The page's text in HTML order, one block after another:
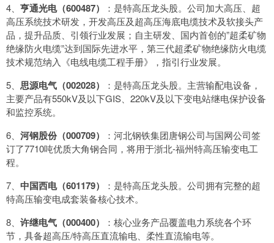
4、 亨通光电（600487）
：是特高压龙头股。公司加大高压、超
高压系统技术研发，开发高压及超高压海底电缆技术及软接头产
品，提升品质、引领行业发展；自主研发、国内首创的”超柔矿物
绝缘防火电缆”达到国际先进水平，第三代超柔矿物绝缘防火电缆
技术规范纳入《电线电缆工程手册》，指引行业发展。
5、 思源电气（002028）
：是特高压龙头股。主营输配电设备，
主要产品有550kV及以下GIS、220kV及以下变电站继电保护设备
和监控系统。
6、 河钢股份（000709）
：河北钢铁集团唐钢公司与国网公司签
订了7710吨优质大角钢合同，将用于浙北-福州特高压输变电工
程。
7、 中国西电（601179）
：是特高压龙头股。公司拥有完整的超
特高压输变电成套装备核心技术。
8、 许继电气（000400）
：核心业务产品覆盖电力系统各个环
节，具备超高压/特高压直流输电、柔性直流输电等。